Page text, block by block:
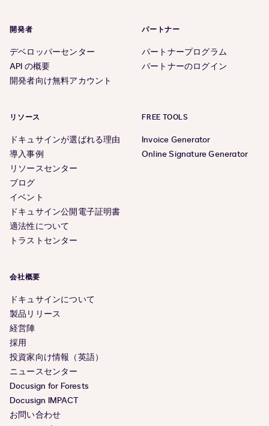
開発者
デベロッパーセンター
API の概要
開発者向け無料アカウント
パートナー
パートナープログラム
パートナーのログイン
リソース
ドキュサインが選ばれる理由
導入事例
リソースセンター
ブログ
イベント
ドキュサイン公開電子証明書
適法性について
トラストセンター
FREE TOOLS
Invoice Generator
Online Signature Generator
会社概要
ドキュサインについて
製品リリース
経営陣
採用
投資家向け情報（英語）
ニュースセンター
Docusign for Forests
Docusign IMPACT
お問い合わせ